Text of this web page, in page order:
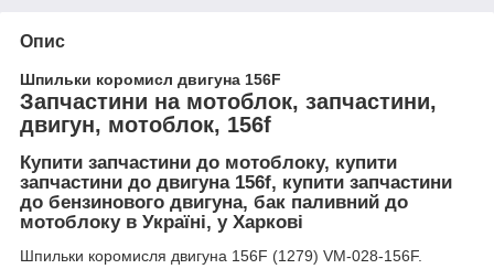
Опис
Шпильки коромисл двигуна 156F
Запчастини на мотоблок, запчастини,
двигун, мотоблок, 156f
Купити запчастини до мотоблоку, купити
запчастини до двигуна 156f, купити запчастини
до бензинового двигуна, бак паливний до
мотоблоку в Україні, у Харкові
Шпильки коромисля двигуна 156F (1279) VM-028-156F.